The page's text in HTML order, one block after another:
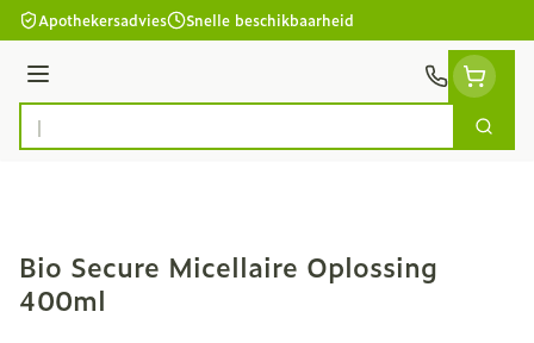
Ga naar de inhoud
Apothekersadvies Snelle beschikbaarheid
Menu
Product, merk, categorie...
Zoek
Bio Secure Micellaire Oplossing
400ml